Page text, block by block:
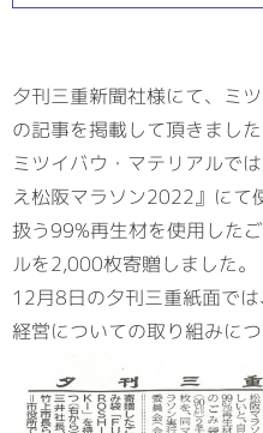
夕刊三重新聞社様にて、ミ
の記事を掲載して頂きました
ミツイバウ・マテリアルで
え松阪マラソン2022』にて
扱う99%再生材を使用した
ルを2,000枚寄贈しました。
12月8日の夕刊三重紙面で
経営についての取り組みに